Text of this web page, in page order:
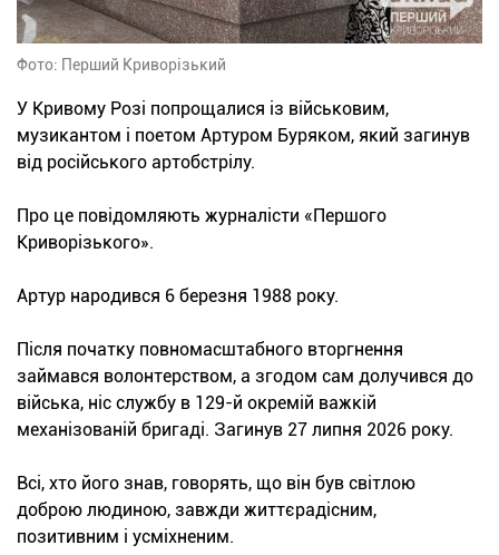
Фото: Перший Криворізький
У Кривому Розі попрощалися із військовим,
музикантом і поетом Артуром Буряком, який загинув
від російського артобстрілу.
Про це повідомляють журналісти «Першого
Криворізького».
Артур народився 6 березня 1988 року.
Після початку повномасштабного вторгнення
займався волонтерством, а згодом сам долучився до
війська, ніс службу в 129-й окремій важкій
механізованій бригаді. Загинув 27 липня 2026 року.
Всі, хто його знав, говорять, що він був світлою
доброю людиною, завжди життєрадісним,
позитивним і усміхненим.